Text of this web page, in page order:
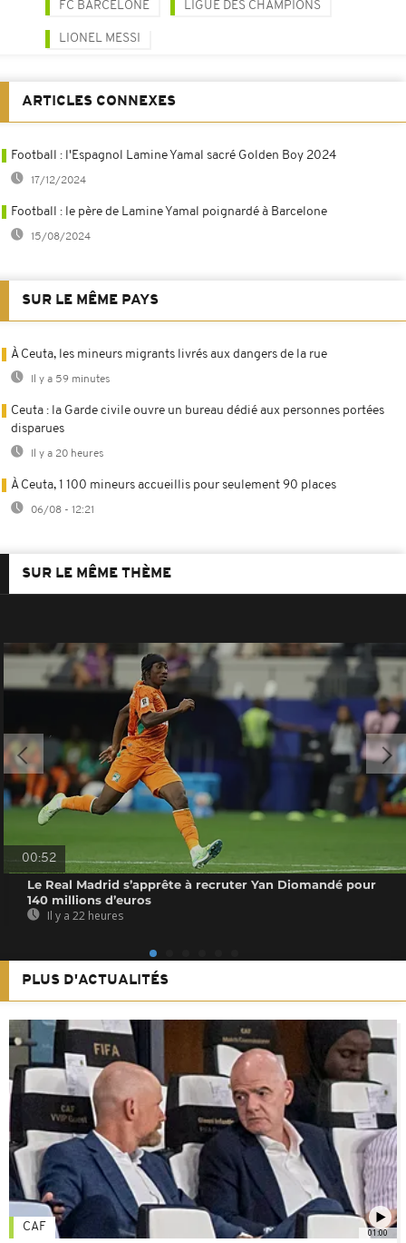
FC BARCELONE LIGUE DES CHAMPIONS
LIONEL MESSI
ARTICLES CONNEXES
Football : l'Espagnol Lamine Yamal sacré Golden Boy 2024
17/12/2024
Football : le père de Lamine Yamal poignardé à Barcelone
15/08/2024
SUR LE MÊME PAYS
À Ceuta, les mineurs migrants livrés aux dangers de la rue
Il y a 59 minutes
Ceuta : la Garde civile ouvre un bureau dédié aux personnes portées
disparues
Il y a 20 heures
À Ceuta, 1 100 mineurs accueillis pour seulement 90 places
06/08 - 12:21
SUR LE MÊME THÈME
00:52
Le Real Madrid s’apprête à recruter Yan Diomandé pour
140 millions d’euros
Il y a 22 heures
PLUS D'ACTUALITÉS
01:00
CAF